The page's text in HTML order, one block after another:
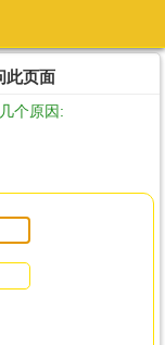
此页面
个原因: